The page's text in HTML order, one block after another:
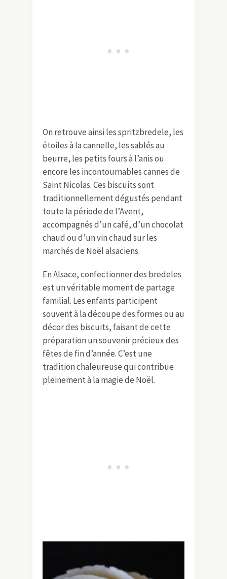
On retrouve ainsi les spritzbredele, les
étoiles à la cannelle, les sablés au
beurre, les petits fours à l’anis ou
encore les incontournables cannes de
Saint Nicolas. Ces biscuits sont
traditionnellement dégustés pendant
toute la période de l’Avent,
accompagnés d’un café, d’un chocolat
chaud ou d’un vin chaud sur les
marchés de Noël alsaciens.
En Alsace, confectionner des bredeles
est un véritable moment de partage
familial. Les enfants participent
souvent à la découpe des formes ou au
décor des biscuits, faisant de cette
préparation un souvenir précieux des
fêtes de fin d’année. C’est une
tradition chaleureuse qui contribue
pleinement à la magie de Noël.